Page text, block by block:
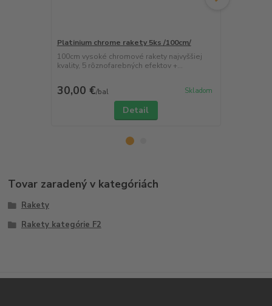
Platinium chrome rakety 5ks /100cm/
100cm vysoké chromové rakety najvyššiej
kvality, 5 rôznofarebných efektov +...
30,00 €/bal Skladom
Detail
Tovar zaradený v kategóriách
Rakety
Rakety kategórie F2